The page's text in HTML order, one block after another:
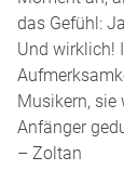
das Gefühl:
Und wirklich!
Musikern,
Anfänger
– Zoltan